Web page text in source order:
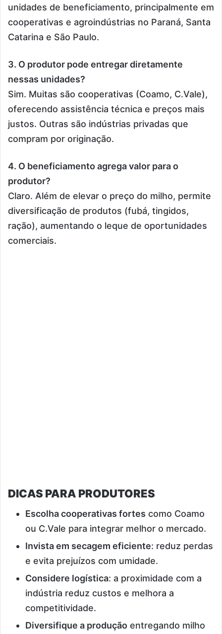
unidades de beneficiamento, principalmente em
cooperativas e agroindústrias no Paraná, Santa
Catarina e São Paulo.
3. O produtor pode entregar diretamente
nessas unidades?
Sim. Muitas são cooperativas (Coamo, C.Vale),
oferecendo assistência técnica e preços mais
justos. Outras são indústrias privadas que
compram por originação.
4. O beneficiamento agrega valor para o
produtor?
Claro. Além de elevar o preço do milho, permite
diversificação de produtos (fubá, tingidos,
ração), aumentando o leque de oportunidades
comerciais.
DICAS PARA PRODUTORES
Escolha cooperativas fortes como Coamo
ou C.Vale para integrar melhor o mercado.
Invista em secagem eficiente: reduz perdas
e evita prejuízos com umidade.
Considere logística: a proximidade com a
indústria reduz custos e melhora a
competitividade.
Diversifique a produção entregando milho